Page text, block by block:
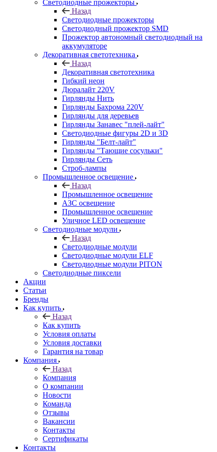
Светодиодные прожекторы
Назад
Светодиодные прожекторы
Светодиодный прожектор SMD
Прожектор автономный светодиодный на
аккумуляторе
Декоративная светотехника
Назад
Декоративная светотехника
Гибкий неон
Дюралайт 220V
Гирлянды Нить
Гирлянды Бахрома 220V
Гирлянды для деревьев
Гирлянды Занавес "плей-лайт"
Светодиодные фигуры 2D и 3D
Гирлянды "Белт-лайт"
Гирлянды "Тающие сосульки"
Гирлянды Сеть
Строб-лампы
Промышленное освещение
Назад
Промышленное освещение
АЗС освещение
Промышленное освещение
Уличное LED освещение
Светодиодные модули
Назад
Светодиодные модули
Светодиодные модули ELF
Светодиодные модули PITON
Светодиодные пиксели
Акции
Статьи
Бренды
Как купить
Назад
Как купить
Условия оплаты
Условия доставки
Гарантия на товар
Компания
Назад
Компания
О компании
Новости
Команда
Отзывы
Вакансии
Контакты
Сертификаты
Контакты